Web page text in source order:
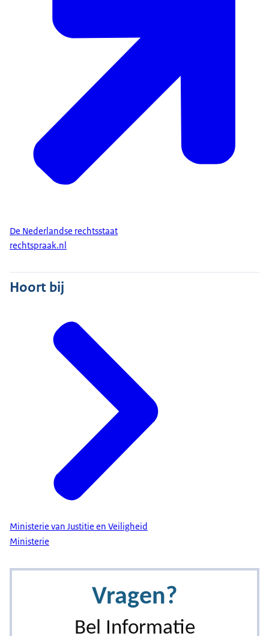
De Nederlandse rechtsstaat
rechtspraak.nl
Hoort bij
Ministerie van Justitie en Veiligheid
Ministerie